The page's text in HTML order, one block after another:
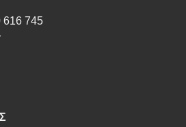
616 745